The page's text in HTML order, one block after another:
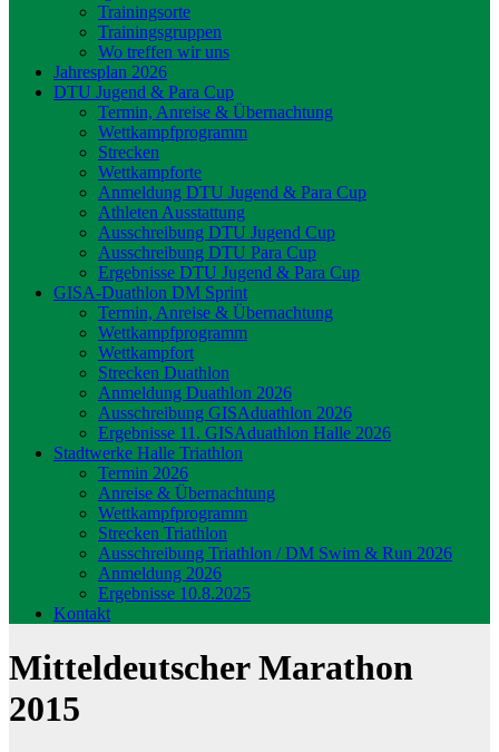
Trainingsorte
Trainingsgruppen
Wo treffen wir uns
Jahresplan 2026
DTU Jugend & Para Cup
Termin, Anreise & Übernachtung
Wettkampfprogramm
Strecken
Wettkampforte
Anmeldung DTU Jugend & Para Cup
Athleten Ausstattung
Ausschreibung DTU Jugend Cup
Ausschreibung DTU Para Cup
Ergebnisse DTU Jugend & Para Cup
GISA-Duathlon DM Sprint
Termin, Anreise & Übernachtung
Wettkampfprogramm
Wettkampfort
Strecken Duathlon
Anmeldung Duathlon 2026
Ausschreibung GISAduathlon 2026
Ergebnisse 11. GISAduathlon Halle 2026
Stadtwerke Halle Triathlon
Termin 2026
Anreise & Übernachtung
Wettkampfprogramm
Strecken Triathlon
Ausschreibung Triathlon / DM Swim & Run 2026
Anmeldung 2026
Ergebnisse 10.8.2025
Kontakt
Mitteldeutscher Marathon
2015